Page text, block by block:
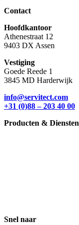
Contact
Hoofdkantoor
Athenestraat 12
9403 DX Assen
Vestiging
Goede Reede 1
3845 MD Harderwijk
info@servitect.com
+31 (0)88 – 203 40 00
Producten & Diensten
Snel naar